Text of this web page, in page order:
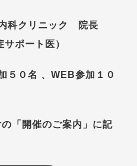
内科クリニック 院長
ポート医）
５０名 、WEB参加１０
「開催のご案内」に記